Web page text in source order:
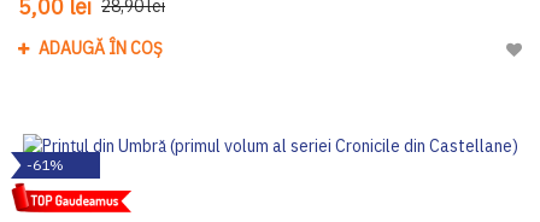
5,00 lei 28,90 lei
ADAUGĂ ÎN COȘ
-61%